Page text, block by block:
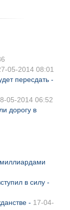
05-2014 08:01
пересдать -
05-2014 06:52
дорогу в
в силу -
- 17-04-